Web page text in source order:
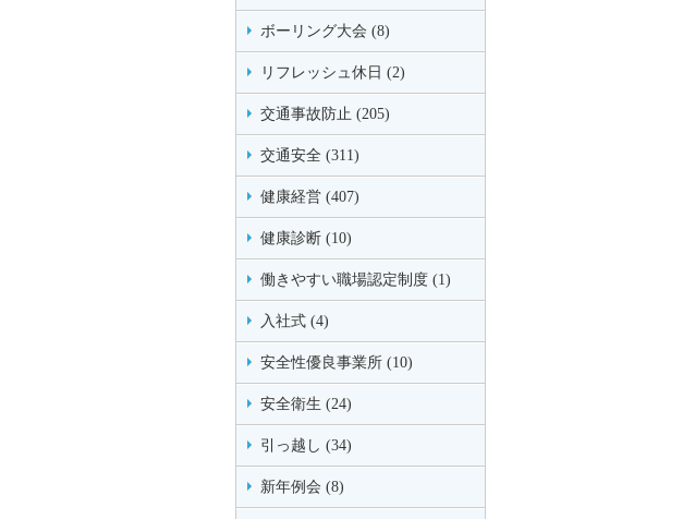
ボーリング大会 (8)
リフレッシュ休日 (2)
交通事故防止 (205)
交通安全 (311)
健康経営 (407)
健康診断 (10)
働きやすい職場認定制度 (1)
入社式 (4)
安全性優良事業所 (10)
安全衛生 (24)
引っ越し (34)
新年例会 (8)